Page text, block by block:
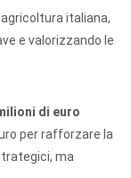
italiana,
e valorizzando le
di euro
per rafforzare la
ma